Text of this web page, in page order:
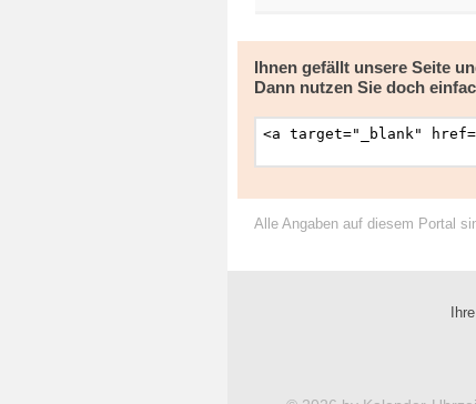
Ihnen gefällt unsere Seite
Dann nutzen Sie doch
Alle Angaben auf diesem Portal